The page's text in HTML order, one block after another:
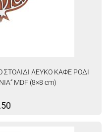
ΣΤΟΛΙΔΙ ΛΕΥΚΟ ΚΑΦΕ ΡΟΔΙ
MDF (8×8 cm)